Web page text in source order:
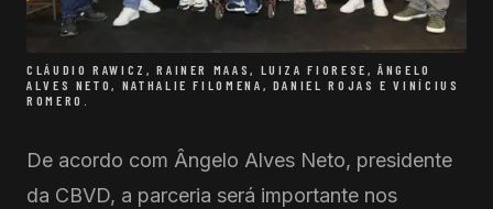
CLÁUDIO RAWICZ, RAINER MAAS, LUIZA FIORESE, ÂNGELO
ALVES NETO, NATHALIE FILOMENA, DANIEL ROJAS E VINÍCIUS
ROMERO.
De acordo com Ângelo Alves Neto, presidente
da CBVD, a parceria será importante nos